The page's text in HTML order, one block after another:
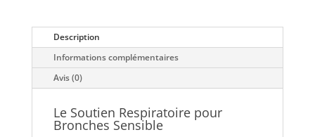
Description
Informations complémentaires
Avis (0)
Le Soutien Respiratoire pour
Bronches Sensible